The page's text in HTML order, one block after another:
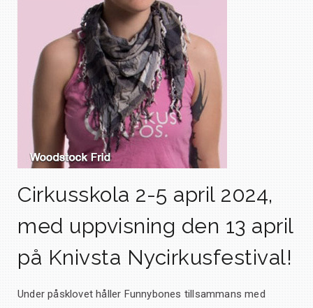
Cirkusskola 2-5 april 2024,
med uppvisning den 13 april
på Knivsta Nycirkusfestival!
Under påsklovet håller Funnybones tillsammans med